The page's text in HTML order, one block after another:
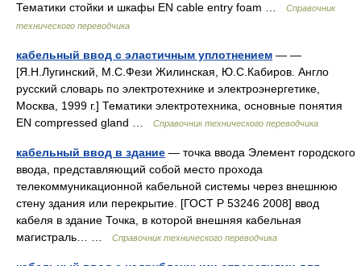
Тематики стойки и шкафы EN cable entry foam …
Справочник
технического переводчика
кабельный ввод с эластичным уплотнением — —
[Я.Н.Лугинский, М.С.Фези Жилинская, Ю.С.Кабиров. Англо
русский словарь по электротехнике и электроэнергетике,
Москва, 1999 г.] Тематики электротехника, основные понятия
EN compressed gland …
Справочник технического переводчика
кабельный ввод в здание — точка ввода Элемент городского
ввода, представляющий собой место прохода
телекоммуникационной кабельной системы через внешнюю
стену здания или перекрытие. [ГОСТ Р 53246 2008] ввод
кабеля в здание Точка, в которой внешняя кабельная
магистраль… …
Справочник технического переводчика